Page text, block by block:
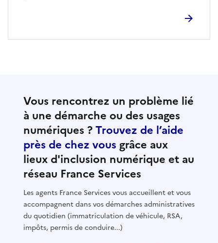
Vous rencontrez un problème lié
à une démarche ou des usages
numériques ?Trouvez de l’aide
près de chez vous grâce aux
lieux d'inclusion numérique et au
réseau France Services
Les agents France Services vous accueillent et vous
accompagnent dans vos démarches administratives
du quotidien (immatriculation de véhicule, RSA,
impôts, permis de conduire...)